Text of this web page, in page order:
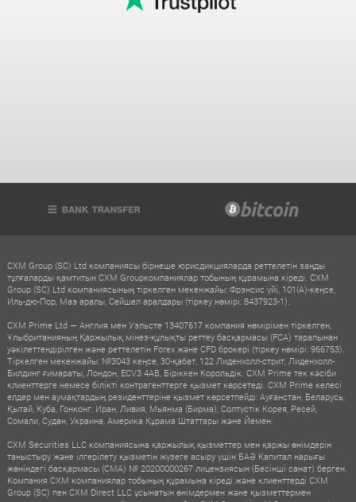
CXM Group (SC) Ltd компаниясы бірнеше юрисдикцияларда реттелетін заңды
тұлғаларды қамтитын CXM Groupкомпаниялар тобының құрамына кіреді. CXM
Group (SC) Ltd компаниясының тіркелген мекенжайы: Фрэнсис үйі, 101(A)-кеңсе,
Иль-дю-Пор, Маэ аралы, Сейшел аралдары (тіркеу нөмірі: 8437923-1).
CXM Prime Ltd — Англия мен Уэльсте 13407617 компания нөмірімен тіркелген,
Ұлыбританияның Қаржылық мінез-құлықты реттеу басқармасы (FCA) тарапынан
уәкілеттендірілген және реттелетін Forex және CFD брокері (тіркеу нөмірі: 966753).
Тіркелген мекенжайы: №3043 кеңсе, 30-қабат, 122 Лиденхолл-стрит, Лиденхолл-
Билдинг ғимараты, Лондон, ECV3 4AB, Біріккен Корольдік. CXM Prime тек кәсіби
клиенттерге немесе білікті контрагенттерге қызмет көрсетеді. CXM Prime келесі
елдер мен аумақтардың резиденттеріне қызмет көрсетпейді: Ауғанстан, Беларусь,
Қытай, Куба, Гонконг, Иран, Ливия, Мьянма (Бирма), Солтүстік Корея, Ресей,
Сомали, Судан, Украина, Америка Құрама Штаттары және Йемен.
CXM Securities LLC компаниясына қаржылық қызметтер мен қаржы өнімдерін
таныстыру және ілгерілету қызметін жүзеге асыру үшін БАӘ Капитал нарығы
жөніндегі басқармасы (CMA) № 20200000267 лицензиясын (Бесінші санат) берген.
Компания CXM компаниялар тобының құрамына кіреді және клиенттерді CXM
Group (SC) пен CXM Direct LLC ұсынатын өнімдермен және қызметтермен